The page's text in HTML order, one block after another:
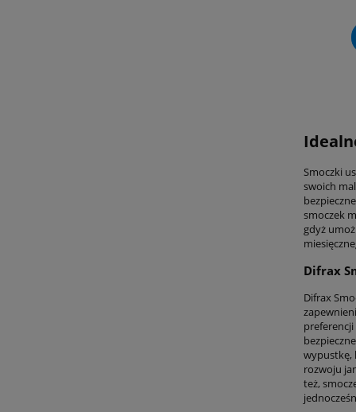
Smoczki
swoich
smoczek
gdyż
Difrax
Difrax
preferencji
wypustkę,
rozwoju
też,